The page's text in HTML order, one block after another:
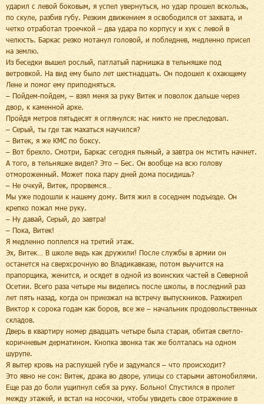
ударил с левой боковым, я успел увернуться, но удар прошел вскользь,
по скуле, разбив губу. Резким движением я освободился от захвата, и
четко отработал троечкой – два удара по корпусу и хук с левой в
челюсть. Баркас резко мотанул головой, и побледнев, медленно присел
на землю.
Из беседки вышел рослый, патлатый парнишка в тельняшке под
ветровкой. На вид ему было лет шестнадцать. Он подошел к охающему
Лене и помог ему приподняться.
– Пойдем-пойдем, – взял меня за руку Витек и поволок дальше через
двор, к каменной арке.
Пройдя метров пятьдесят я оглянулся: нас никто не преследовал.
– Серый, ты где так махаться научился?
– Витек, я же КМС по боксу.
– Вот брехло. Смотри, Баркас сегодня пьяный, а завтра он мстить начнет.
А того, в тельняшке видел? Это – Бес. Он вообще на всю голову
отмороженный. Может пока пару дней дома посидишь?
– Не очкуй, Витек, прорвемся…
Мы уже подошли к нашему дому. Витя жил в соседнем подъезде. Он
крепко пожал мне руку.
– Ну давай, Серый, до завтра!
– Пока, Витек!
Я медленно поплелся на третий этаж.
Эх, Витек… В школе ведь как дружили! После службы в армии он
останется на сверхсрочную во Владикавказе, потом выучится на
прапорщика, женится, и осядет в одной из воинских частей в Северной
Осетии. Всего раза четыре мы виделись после школы, в последний раз
лет пять назад, когда он приезжал на встречу выпускников. Разжирел
Виктор к сорока годам как боров, все же – начальник продовольственных
складов.
Дверь в квартиру номер двадцать четыре была старая, обитая светло-
коричневым дерматином. Кнопка звонка так же болталась на одном
шурупе.
Я вытер кровь на распухшей губе и задумался – что происходит?
Это явно не сон: Витек, драка во дворе, улицы со старыми автомобилями.
Еще раз до боли ущипнул себя за руку. Больно! Спустился в пролет
между этажей, и встал на носочки, чтобы увидеть свое отражение в